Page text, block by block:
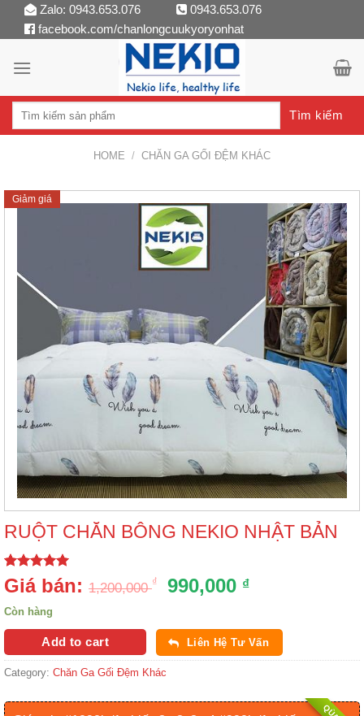
Skip
Zalo: 0943.653.076
0943.653.076
facebook.com/chanlongcuukyoryonhat
Tìm kiếm
HOME / CHĂN GA GỐI ĐỆM KHÁC
Giảm giá
RUỘT CHĂN BÔNG NEKIO NHẬT BẢN
Rated
5.00
out of 5
based on
1
customer
rating
Giá bán: 1,200,000₫ 990,000 ₫
Còn hàng
Add to cart Liên Hệ Tư Vấn
Category: Chăn Ga Gối Đệm Khác